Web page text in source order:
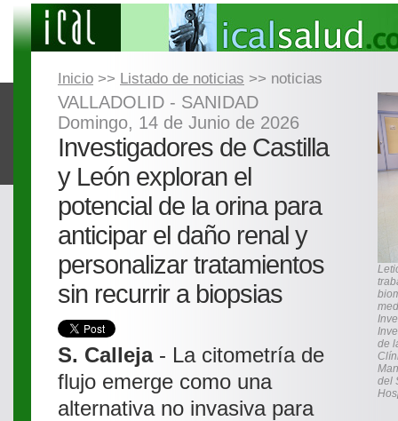
Inicio >> Listado de noticias >> noticias
de
del
VALLADOLID - SANIDAD
Domingo, 14 de Junio de 2026
Investigadores de Castilla
y León exploran el
potencial de la orina para
anticipar el daño renal y
personalizar tratamientos
sin recurrir a biopsias
S. Calleja- La citometría de
flujo emerge como una
alternativa no invasiva para